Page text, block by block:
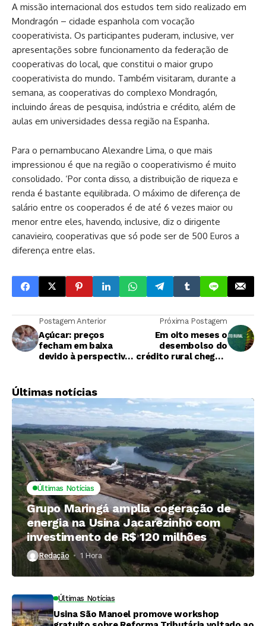
A missão internacional dos estudos tem sido realizado em
Mondragón – cidade espanhola com vocação
cooperativista. Os participantes puderam, inclusive, ver
apresentações sobre funcionamento da federação de
cooperativas do local, que constitui o maior grupo
cooperativista do mundo. Também visitaram, durante a
semana, as cooperativas do complexo Mondragón,
incluindo áreas de pesquisa, indústria e crédito, além de
aulas em universidades dessa região na Espanha.
Para o pernambucano Alexandre Lima, o que mais
impressionou é que na região o cooperativismo é muito
consolidado. ‘Por conta disso, a distribuição de riqueza e
renda é bastante equilibrada. O máximo de diferença de
salário entre os cooperados é de até 6 vezes maior ou
menor entre eles, havendo, inclusive, diz o dirigente
canavieiro, cooperativas que só pode ser de 500 Euros a
diferença entre elas.
Postagem Anterior
Açúcar: preços
fecham em baixa
devido à perspectiva
Próxima Postagem
Em oito meses o
desembolso do
crédito rural chega a
Últimas notícias
Últimas Notícias
Grupo Maringá amplia cogeração de
energia na Usina Jacarezinho com
investimento de R$ 120 milhões
Redação 1 Hora ⁮
Últimas Notícias
Usina São Manoel promove workshop